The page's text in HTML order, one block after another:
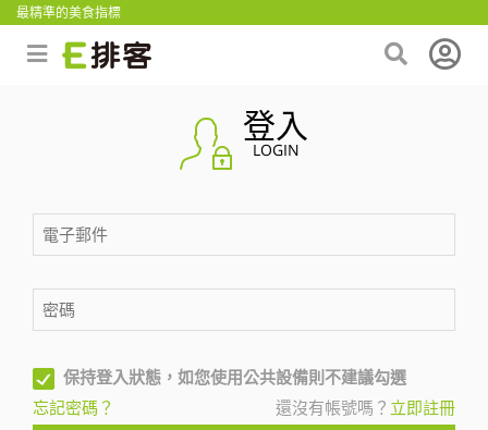
最精準的美食指標
登入
LOGIN
保持登入狀態，如您使用公共設備則不建議勾選
忘記密碼？
還沒有帳號嗎？ 立即註冊